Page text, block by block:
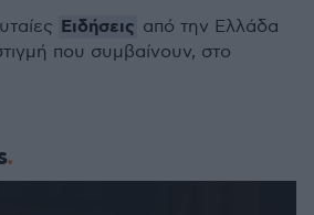
Ειδήσεις από την Ελλάδα
που συμβαίνουν, στο